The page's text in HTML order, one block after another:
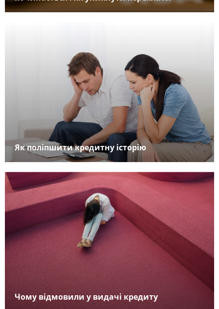
Як поліпшити кредитну історію
Чому відмовили у видачі кредиту